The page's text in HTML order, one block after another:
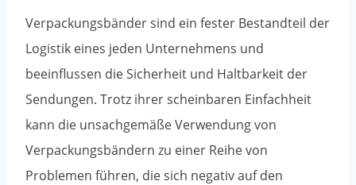
Verpackungsbänder sind ein fester Bestandteil der
Logistik eines jeden Unternehmens und
beeinflussen die Sicherheit und Haltbarkeit der
Sendungen. Trotz ihrer scheinbaren Einfachheit
kann die unsachgemäße Verwendung von
Verpackungsbändern zu einer Reihe von
Problemen führen, die sich negativ auf den